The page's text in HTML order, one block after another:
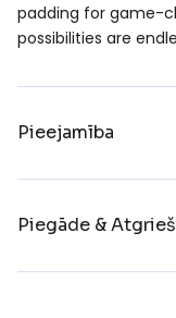
padding for game-
possibilities are
Pieejamība
Piegāde &